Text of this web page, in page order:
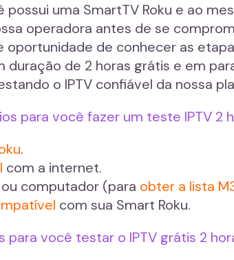
possui uma SmartTV Roku e ao
operadora antes de se
oportunidade de conhecer as
duração de 2 horas grátis e em
o IPTV confiável da nossa
para você fazer um teste IPTV 2
.
com a internet.
computador (para obter a lista
com sua Smart Roku.
você testar o IPTV grátis 2